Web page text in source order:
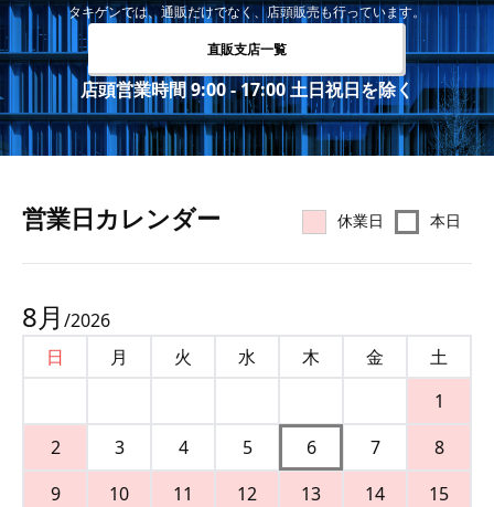
タキゲンでは、通販だけでなく、店頭販売も行っています。
直販支店一覧
店頭営業時間 9:00 - 17:00 土日祝日を除く
営業⽇カレンダー 休業日 本日
8月 /2026
日
月 火 水 木 金
土
1
2
3 4 5 6 7
8
9
10 11 12 13 14
15